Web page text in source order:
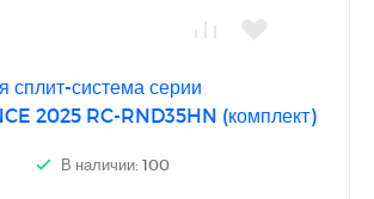
сплит-система серии
2025 RC-RND35HN (комплект)
В наличии: 100